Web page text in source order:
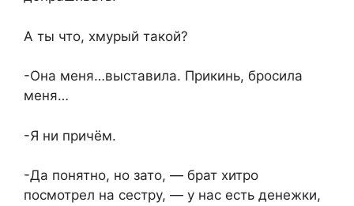
А ты что, хмурый такой?
-Она меня…выставила. Прикинь, бросила
меня…
-Я ни причём.
-Да понятно, но зато, — брат хитро
посмотрел на сестру, — у нас есть денежки,